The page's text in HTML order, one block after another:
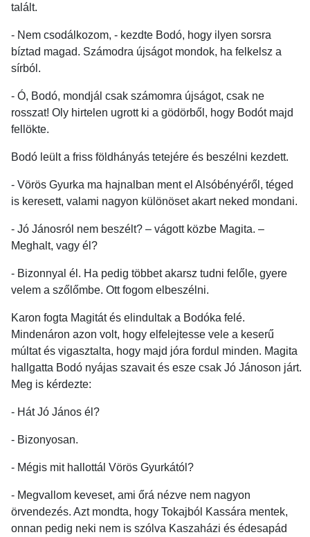
talált.
- Nem csodálkozom, - kezdte Bodó, hogy ilyen sorsra
bíztad magad. Számodra újságot mondok, ha felkelsz a
sírból.
- Ó, Bodó, mondjál csak számomra újságot, csak ne
rosszat! Oly hirtelen ugrott ki a gödörből, hogy Bodót majd
fellökte.
Bodó leült a friss földhányás tetejére és beszélni kezdett.
- Vörös Gyurka ma hajnalban ment el Alsóbényéről, téged
is keresett, valami nagyon különöset akart neked mondani.
- Jó Jánosról nem beszélt? – vágott közbe Magita. –
Meghalt, vagy él?
- Bizonnyal él. Ha pedig többet akarsz tudni felőle, gyere
velem a szőlőmbe. Ott fogom elbeszélni.
Karon fogta Magitát és elindultak a Bodóka felé.
Mindenáron azon volt, hogy elfelejtesse vele a keserű
múltat és vigasztalta, hogy majd jóra fordul minden. Magita
hallgatta Bodó nyájas szavait és esze csak Jó Jánoson járt.
Meg is kérdezte:
- Hát Jó János él?
- Bizonyosan.
- Mégis mit hallottál Vörös Gyurkától?
- Megvallom keveset, ami őrá nézve nem nagyon
örvendezés. Azt mondta, hogy Tokajból Kassára mentek,
onnan pedig neki nem is szólva Kaszaházi és édesapád